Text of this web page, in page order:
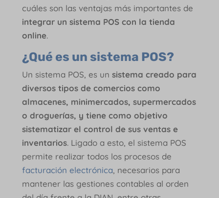
cuáles son las ventajas más importantes de
integrar un sistema POS con la tienda
online.
¿Qué es un sistema POS?
Un sistema POS, es un sistema creado para
diversos tipos de comercios como
almacenes, minimercados, supermercados
o droguerías, y tiene como objetivo
sistematizar el control de sus ventas e
inventarios. Ligado a esto, el sistema POS
permite realizar todos los procesos de
facturación electrónica, necesarios para
mantener las gestiones contables al orden